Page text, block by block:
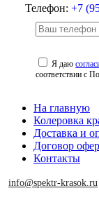
Телефон: +7
Я даю
соответствии с
На главную
Колеровка
Доставка и
Договор
Контакты
info@spektr-krasok.ru